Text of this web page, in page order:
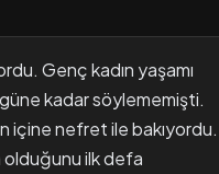
Genç kadın yaşamı
kadar söylememişti.
içine nefret ile bakıyordu.
olduğunu ilk defa